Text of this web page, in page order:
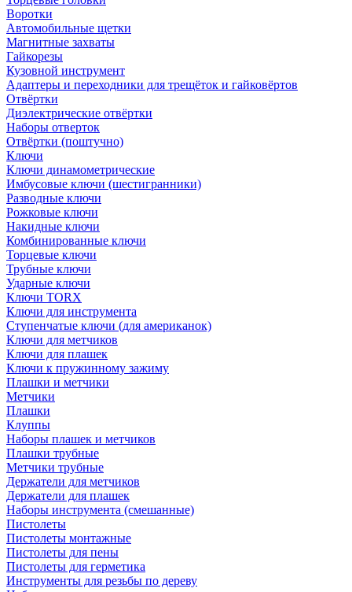
Воротки
Автомобильные щетки
Магнитные захваты
Гайкорезы
Кузовной инструмент
Адаптеры и переходники для трещёток и гайковёртов
Отвёртки
Диэлектрические отвёртки
Наборы отверток
Отвёртки (поштучно)
Ключи
Ключи динамометрические
Имбусовые ключи (шестигранники)
Разводные ключи
Рожковые ключи
Накидные ключи
Комбинированные ключи
Торцевые ключи
Трубные ключи
Ударные ключи
Ключи TORX
Ключи для инструмента
Ступенчатые ключи (для американок)
Ключи для метчиков
Ключи для плашек
Ключи к пружинному зажиму
Плашки и метчики
Метчики
Плашки
Клуппы
Наборы плашек и метчиков
Плашки трубные
Метчики трубные
Держатели для метчиков
Держатели для плашек
Наборы инструмента (смешанные)
Пистолеты
Пистолеты монтажные
Пистолеты для пены
Пистолеты для герметика
Инструменты для резьбы по дереву